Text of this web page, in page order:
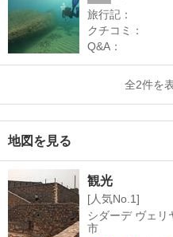
旅行記：
クチコミ：
Q&A：
全2件を
地図を見る
観光
[人気No.1]
シダーデ ヴェリ
市